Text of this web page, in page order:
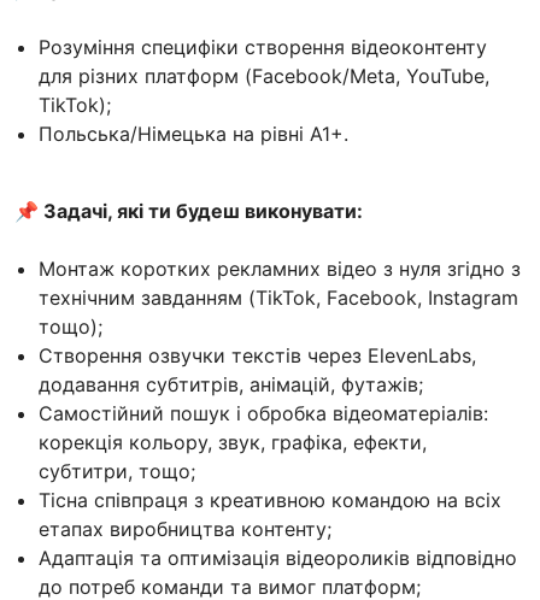
Розуміння специфіки створення відеоконтенту
для різних платформ (Facebook/Meta, YouTube,
TikTok);
Польська/Німецька на рівні A1+.
📌 Задачі, які ти будеш виконувати:
Монтаж коротких рекламних відео з нуля згідно з
технічним завданням (TikTok, Facebook, Instagram
тощо);
Створення озвучки текстів через ElevenLabs,
додавання субтитрів, анімацій, футажів;
Самостійний пошук і обробка відеоматеріалів:
корекція кольору, звук, графіка, ефекти,
субтитри, тощо;
Тісна співпраця з креативною командою на всіх
етапах виробництва контенту;
Адаптація та оптимізація відеороликів відповідно
до потреб команди та вимог платформ;